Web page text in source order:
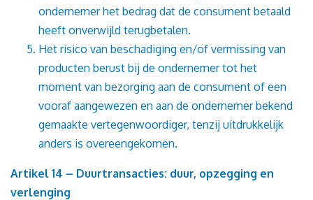
ondernemer het bedrag dat de consument betaald
heeft onverwijld terugbetalen.
Het risico van beschadiging en/of vermissing van
producten berust bij de ondernemer tot het
moment van bezorging aan de consument of een
vooraf aangewezen en aan de ondernemer bekend
gemaakte vertegenwoordiger, tenzij uitdrukkelijk
anders is overeengekomen.
Artikel 14 – Duurtransacties: duur, opzegging en
verlenging